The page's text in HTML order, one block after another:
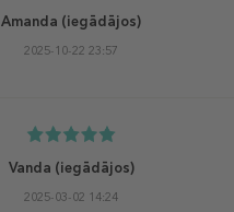
Amanda (iegādājos)
2025-10-22 23:57
Vanda (iegādājos)
2025-03-02 14:24